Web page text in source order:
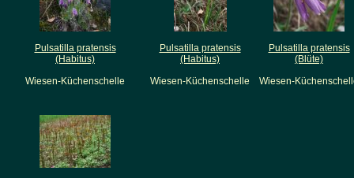
Pulsatilla pratensis
(Habitus)
Wiesen-Küchenschelle
Pulsatilla pratensis
(Habitus)
Wiesen-Küchenschelle
Pulsatilla pratensis
(Blüte)
Wiesen-